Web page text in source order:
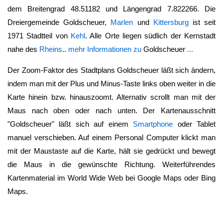
dem Breitengrad 48.51182 und Längengrad 7.822266. Die
DreiergemeindeGoldscheuer, Marlen und Kittersburgist seit
1971 Stadtteil von Kehl. Alle Orte liegen südlich der Kernstadt
nahe des Rheins.. mehr Informationen zu Goldscheuer ...
Der Zoom-Faktor des StadtplansGoldscheuer läßt sich ändern,
indem man mit der Plus und Minus-Taste links oben weiter in die
Karte hinein bzw. hinauszoomt. Alternativ scrollt man mit der
Maus nach oben oder nach unten. Der Kartenausschnitt
"Goldscheuer" läßt sich auf einem Smartphone oder Tablet
manuel verschieben. Auf einem Personal Computer klickt man
mit der Maustaste auf die Karte, hält sie gedrückt und bewegt
die Maus in die gewünschte Richtung. Weiterführendes
Kartenmaterial im World Wide Web bei Google Maps oder Bing
Maps.